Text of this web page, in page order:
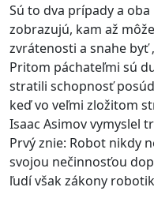
Sú to dva prípady a
zobrazujú, kam až
zvrátenosti a snahe byť
Pritom páchateľmi sú
stratili schopnosť
keď vo veľmi zložitom
Isaac Asimov vymyslel
Prvý znie: Robot nikdy
svojou nečinnosťou
ľudí však zákony